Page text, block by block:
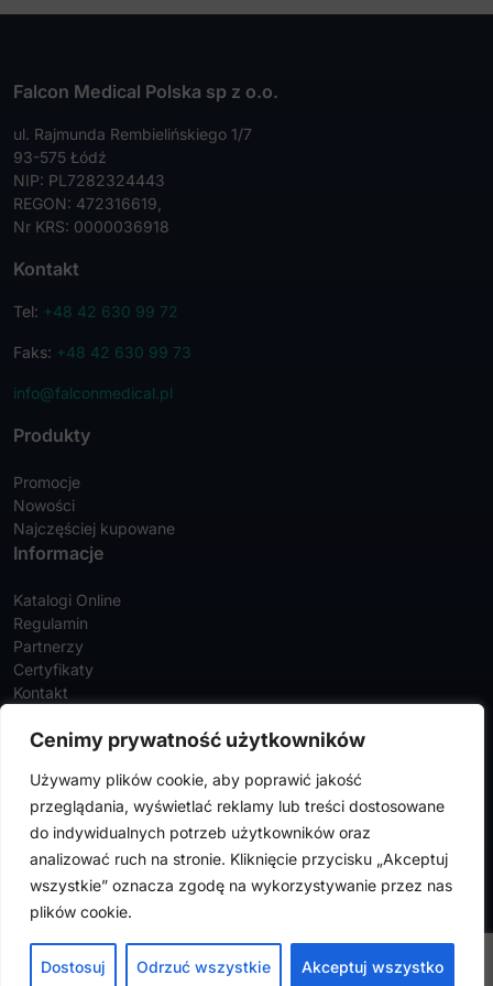
Cenimy prywatność użytkowników
Używamy plików cookie, aby poprawić jakość
przeglądania, wyświetlać reklamy lub treści dostosowane
do indywidualnych potrzeb użytkowników oraz
analizować ruch na stronie. Kliknięcie przycisku „Akceptuj
wszystkie” oznacza zgodę na wykorzystywanie przez nas
plików cookie.
Dostosuj Odrzuć wszystkie Akceptuj wszystko
Falcon Medical Polska sp z o.o.
ul. Rajmunda Rembielińskiego 1/7
93-575 Łódź
NIP: PL7282324443
REGON: 472316619,
Nr KRS: 0000036918
Kontakt
Tel: +48 42 630 99 72
Faks: +48 42 630 99 73
info@falconmedical.pl
Produkty
Promocje
Nowości
Najczęściej kupowane
Informacje
Katalogi Online
Regulamin
Partnerzy
Certyfikaty
Kontakt
Zamówienia
Adresy
FalconMedical © 2024. Wszystkie prawa zastrzeżone |
prywatności|Polityka cookies
Design byVENTI